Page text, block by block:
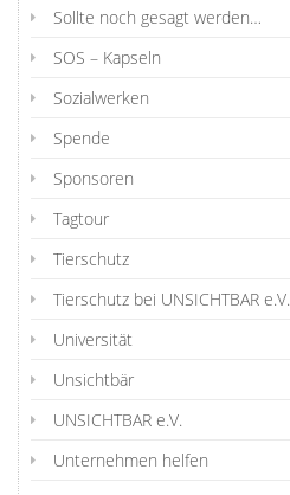
Sollte noch gesagt werden…
SOS – Kapseln
Sozialwerken
Spende
Sponsoren
Tagtour
Tierschutz
Tierschutz bei UNSICHTBAR e.V.
Universität
Unsichtbär
UNSICHTBAR e.V.
Unternehmen helfen